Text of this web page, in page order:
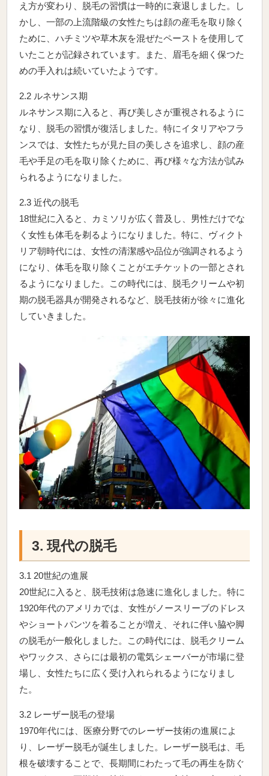
え方が変わり、脱毛の習慣は一時的に衰退しました。し
かし、一部の上流階級の女性たちは顔の産毛を取り除く
ために、ハチミツや草木灰を混ぜたペーストを使用して
いたことが記録されています。また、眉毛を細く保つた
めの手入れは続いていたようです。
2.2 ルネサンス期
ルネサンス期に入ると、再び美しさが重視されるように
なり、脱毛の習慣が復活しました。特にイタリアやフラ
ンスでは、女性たちが見た目の美しさを追求し、顔の産
毛や手足の毛を取り除くために、再び様々な方法が試み
られるようになりました。
2.3 近代の脱毛
18世紀に入ると、カミソリが広く普及し、男性だけでな
く女性も体毛を剃るようになりました。特に、ヴィクト
リア朝時代には、女性の清潔感や品位が強調されるよう
になり、体毛を取り除くことがエチケットの一部とされ
るようになりました。この時代には、脱毛クリームや初
期の脱毛器具が開発されるなど、脱毛技術が徐々に進化
していきました。
3. 現代の脱毛
3.1 20世紀の進展
20世紀に入ると、脱毛技術は急速に進化しました。特に
1920年代のアメリカでは、女性がノースリーブのドレス
やショートパンツを着ることが増え、それに伴い脇や脚
の脱毛が一般化しました。この時代には、脱毛クリーム
やワックス、さらには最初の電気シェーバーが市場に登
場し、女性たちに広く受け入れられるようになりまし
た。
3.2 レーザー脱毛の登場
1970年代には、医療分野でのレーザー技術の進展によ
り、レーザー脱毛が誕生しました。レーザー脱毛は、毛
根を破壊することで、長期間にわたって毛の再生を防ぐ